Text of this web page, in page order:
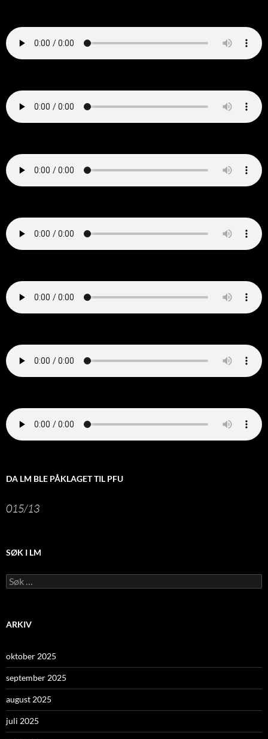
DA LM BLE PÅKLAGET TIL PFU
015/13
SØK I LM
Leit
etter:
ARKIV
oktober 2025
september 2025
august 2025
juli 2025